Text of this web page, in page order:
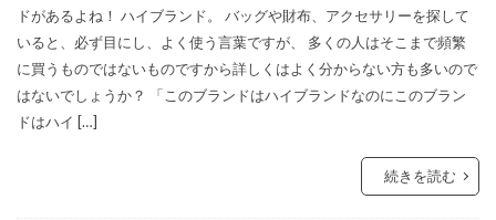
ドがあるよね！ ハイブランド。 バッグや財布、アクセサリーを探して
いると、必ず目にし、よく使う言葉ですが、 多くの人はそこまで頻繁
に買うものではないものですから詳しくはよく分からない方も多いので
はないでしょうか？ 「このブランドはハイブランドなのにこのブラン
ドはハイ […]
続きを読む